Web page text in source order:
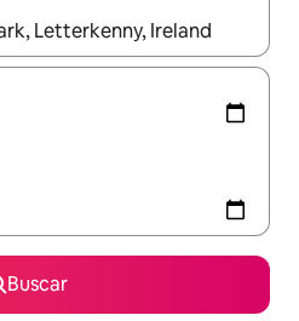
disponibles, podrás navegar
Buscar